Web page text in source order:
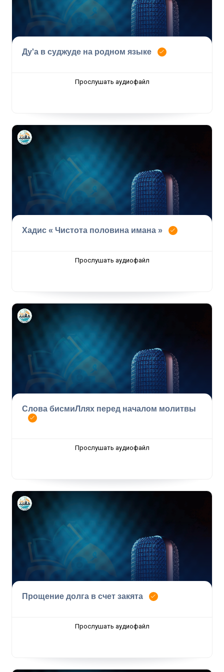
Ду'а в суджуде на родном языке
Прослушать аудиофайл
Хадис « Чистота половина имана »
Прослушать аудиофайл
Слова бисмиЛлях перед началом молитвы
Прослушать аудиофайл
Прощение долга в счет закята
Прослушать аудиофайл